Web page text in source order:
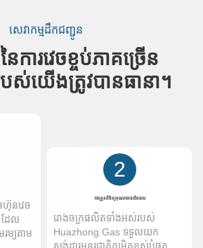
សេវាកម្មដឹកជញ្ជូន
ៃការវេចខ្ចប់ភាគច្រើន
យើងត្រូវបានធានា។
ហ៊ុនវេច
ដែល
ម្យតាម
2
ការត្រួតពិនិត្យគុណភាពផលិតផល
រោងចក្រផលិតទាំងអស់របស់
Huazhong Gas ទទួលយក
ស្តង់ដារអន្តរជាតិកម្រិតខ្ពស់បំផុត